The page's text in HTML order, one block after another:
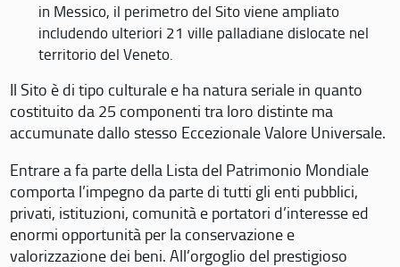
in Messico, il perimetro del Sito viene ampliato
includendo ulteriori 21 ville palladiane dislocate nel
territorio del Veneto.
Il Sito è di tipo culturale e ha natura seriale in quanto
costituito da 25 componenti tra loro distinte ma
accumunate dallo stesso Eccezionale Valore Universale.
Entrare a fa parte della Lista del Patrimonio Mondiale
comporta l’impegno da parte di tutti gli enti pubblici,
privati, istituzioni, comunità e portatori d’interesse ed
enormi opportunità per la conservazione e
valorizzazione dei beni. All’orgoglio del prestigioso